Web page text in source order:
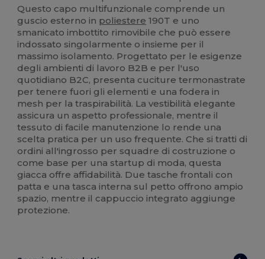
Questo capo multifunzionale comprende un
guscio esterno in poliestere 190T e uno
smanicato imbottito rimovibile che può essere
indossato singolarmente o insieme per il
massimo isolamento. Progettato per le esigenze
degli ambienti di lavoro B2B e per l'uso
quotidiano B2C, presenta cuciture termonastrate
per tenere fuori gli elementi e una fodera in
mesh per la traspirabilità. La vestibilità elegante
assicura un aspetto professionale, mentre il
tessuto di facile manutenzione lo rende una
scelta pratica per un uso frequente. Che si tratti di
ordini all'ingrosso per squadre di costruzione o
come base per una startup di moda, questa
giacca offre affidabilità. Due tasche frontali con
patta e una tasca interna sul petto offrono ampio
spazio, mentre il cappuccio integrato aggiunge
protezione.